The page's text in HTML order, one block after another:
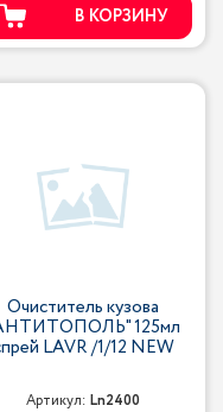
В КОРЗИНУ
Очиститель кузова
125мл
LAVR /1/12 NEW
Артикул: Ln2400